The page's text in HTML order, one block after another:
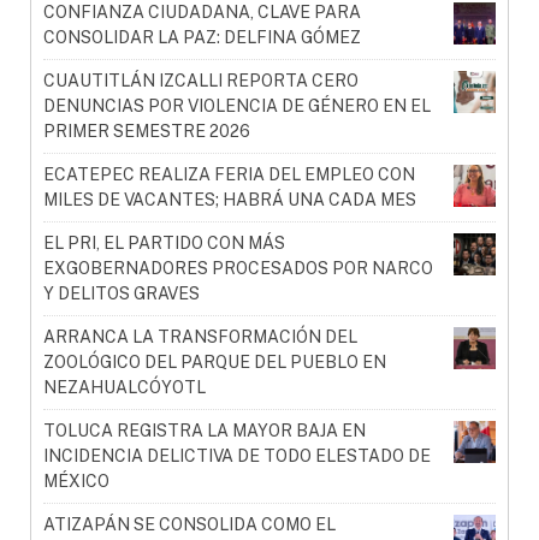
CONFIANZA CIUDADANA, CLAVE PARA
CONSOLIDAR LA PAZ: DELFINA GÓMEZ
CUAUTITLÁN IZCALLI REPORTA CERO
DENUNCIAS POR VIOLENCIA DE GÉNERO EN EL
PRIMER SEMESTRE 2026
ECATEPEC REALIZA FERIA DEL EMPLEO CON
MILES DE VACANTES; HABRÁ UNA CADA MES
EL PRI, EL PARTIDO CON MÁS
EXGOBERNADORES PROCESADOS POR NARCO
Y DELITOS GRAVES
ARRANCA LA TRANSFORMACIÓN DEL
ZOOLÓGICO DEL PARQUE DEL PUEBLO EN
NEZAHUALCÓYOTL
TOLUCA REGISTRA LA MAYOR BAJA EN
INCIDENCIA DELICTIVA DE TODO ELESTADO DE
MÉXICO
ATIZAPÁN SE CONSOLIDA COMO EL